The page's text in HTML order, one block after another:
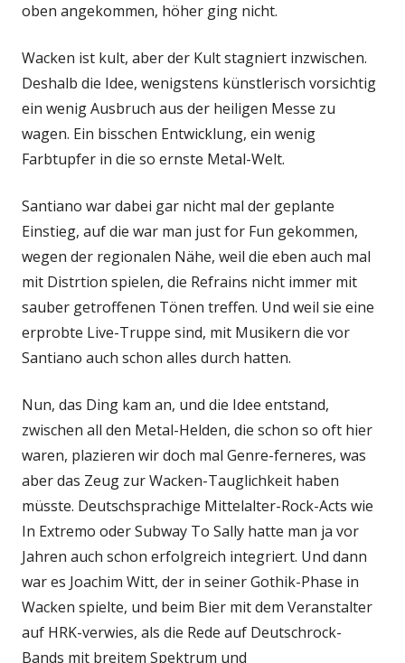
oben angekommen, höher ging nicht.
Wacken ist kult, aber der Kult stagniert inzwischen.
Deshalb die Idee, wenigstens künstlerisch vorsichtig
ein wenig Ausbruch aus der heiligen Messe zu
wagen. Ein bisschen Entwicklung, ein wenig
Farbtupfer in die so ernste Metal-Welt.
Santiano war dabei gar nicht mal der geplante
Einstieg, auf die war man just for Fun gekommen,
wegen der regionalen Nähe, weil die eben auch mal
mit Distrtion spielen, die Refrains nicht immer mit
sauber getroffenen Tönen treffen. Und weil sie eine
erprobte Live-Truppe sind, mit Musikern die vor
Santiano auch schon alles durch hatten.
Nun, das Ding kam an, und die Idee entstand,
zwischen all den Metal-Helden, die schon so oft hier
waren, plazieren wir doch mal Genre-ferneres, was
aber das Zeug zur Wacken-Tauglichkeit haben
müsste. Deutschsprachige Mittelalter-Rock-Acts wie
In Extremo oder Subway To Sally hatte man ja vor
Jahren auch schon erfolgreich integriert. Und dann
war es Joachim Witt, der in seiner Gothik-Phase in
Wacken spielte, und beim Bier mit dem Veranstalter
auf HRK-verwies, als die Rede auf Deutschrock-
Bands mit breitem Spektrum und